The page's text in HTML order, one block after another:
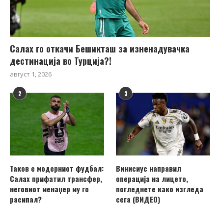
Салах го откачи Бешикташ за изненадувачка
дестинација во Турција?!
август 1, 2026
2
Таков е модерниот фудбал:
Салах прифатил трансфер,
неговиот менаџер му го
расипал?
3
Винисиус направил
операција на лицето,
погледнете како изгледа
сега (ВИДЕО)